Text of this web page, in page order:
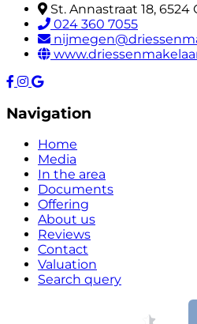
St. Annastraat 18, 6524
024 360 7055
Navigation
Home
Media
In the area
Documents
Offering
About us
Reviews
Contact
Valuation
Search query